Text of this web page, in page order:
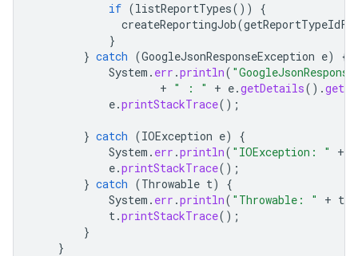
if (listReportTypes())
{
createReportingJob(
}
} catch (GoogleJsonResponseException e)
{
System . err .println(
+ " : " + e.getDetails().
e.printStackTrace();
} catch (IOException e)
{
System . err .println( "IOException: " +
e.printStackTrace();
} catch (Throwable t)
{
System . err .println( "Throwable: " + t
t.printStackTrace();
}
}